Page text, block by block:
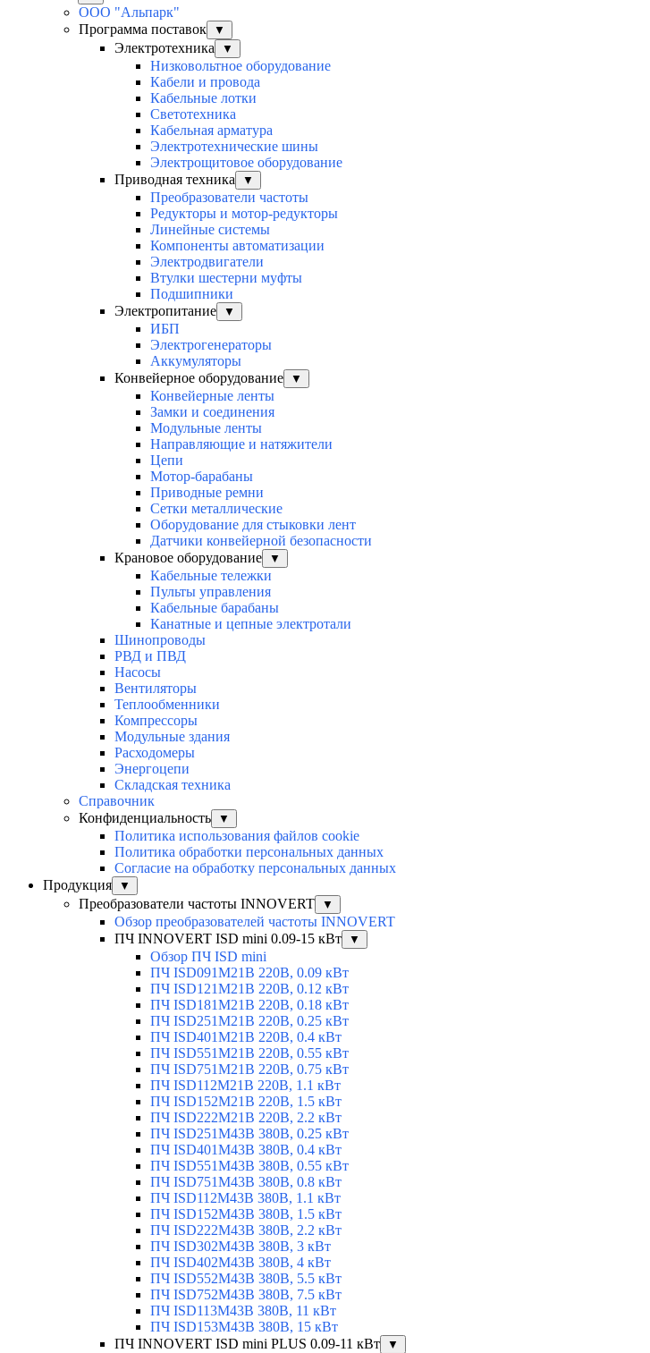
ООО "Альпарк"
Программа поставок
▼
Электротехника ▼
Низковольтное оборудование
Кабели и провода
Кабельные лотки
Светотехника
Кабельная арматура
Электротехнические шины
Электрощитовое оборудование
Приводная техника
▼
Преобразователи частоты
Редукторы и мотор-редукторы
Линейные системы
Компоненты автоматизации
Электродвигатели
Втулки шестерни муфты
Подшипники
Электропитание
▼
ИБП
Электрогенераторы
Аккумуляторы
Конвейерное оборудование
▼
Конвейерные ленты
Замки и соединения
Модульные ленты
Направляющие и натяжители
Цепи
Мотор-барабаны
Приводные ремни
Сетки металлические
Оборудование для стыковки лент
Датчики конвейерной безопасности
Крановое оборудование
▼
Кабельные тележки
Пульты управления
Кабельные барабаны
Канатные и цепные электротали
Шинопроводы
РВД и ПВД
Насосы
Вентиляторы
Теплообменники
Компрессоры
Модульные здания
Расходомеры
Энергоцепи
Складская техника
Справочник
Конфиденциальность
▼
Политика использования файлов cookie
Политика обработки персональных данных
Согласие на обработку персональных данных
Продукция
▼
Преобразователи частоты INNOVERT ▼
Обзор преобразователей частоты INNOVERT
ПЧ INNOVERT ISD mini 0.09-15 кВт
▼
Обзор ПЧ ISD mini
ПЧ ISD091M21B 220В, 0.09 кВт
ПЧ ISD121M21B 220В, 0.12 кВт
ПЧ ISD181M21B 220В, 0.18 кВт
ПЧ ISD251M21B 220В, 0.25 кВт
ПЧ ISD401M21B 220В, 0.4 кВт
ПЧ ISD551M21B 220В, 0.55 кВт
ПЧ ISD751M21B 220В, 0.75 кВт
ПЧ ISD112M21B 220В, 1.1 кВт
ПЧ ISD152M21B 220В, 1.5 кВт
ПЧ ISD222M21B 220В, 2.2 кВт
ПЧ ISD251M43B 380В, 0.25 кВт
ПЧ ISD401M43B 380В, 0.4 кВт
ПЧ ISD551M43B 380В, 0.55 кВт
ПЧ ISD751M43B 380В, 0.8 кВт
ПЧ ISD112M43B 380В, 1.1 кВт
ПЧ ISD152M43B 380В, 1.5 кВт
ПЧ ISD222M43B 380В, 2.2 кВт
ПЧ ISD302M43B 380В, 3 кВт
ПЧ ISD402M43B 380В, 4 кВт
ПЧ ISD552M43B 380В, 5.5 кВт
ПЧ ISD752M43B 380В, 7.5 кВт
ПЧ ISD113M43B 380В, 11 кВт
ПЧ ISD153M43B 380В, 15 кВт
ПЧ INNOVERT ISD mini PLUS 0.09-11 кВт
▼